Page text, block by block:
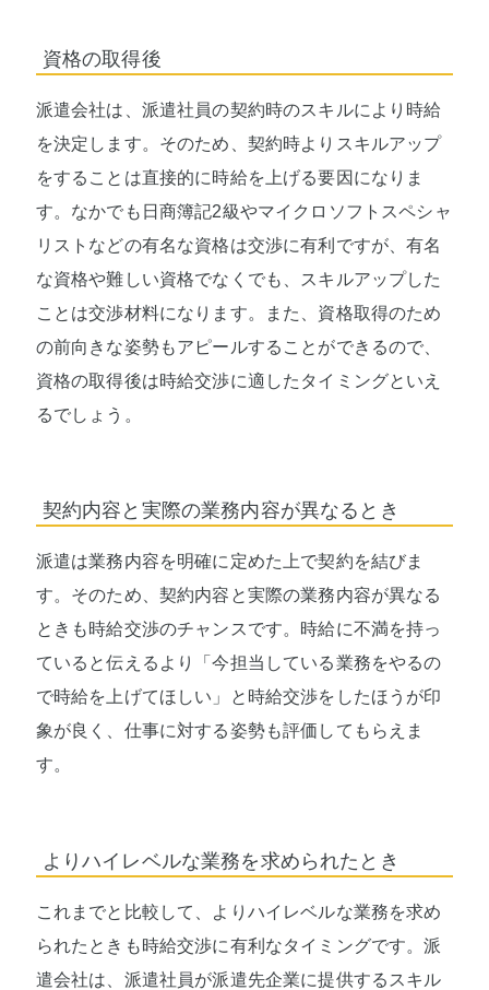
資格の取得後
派遣会社は、派遣社員の契約時のスキルにより時給
を決定します。そのため、契約時よりスキルアップ
をすることは直接的に時給を上げる要因になりま
す。なかでも日商簿記2級やマイクロソフトスペシャ
リストなどの有名な資格は交渉に有利ですが、有名
な資格や難しい資格でなくでも、スキルアップした
ことは交渉材料になります。また、資格取得のため
の前向きな姿勢もアピールすることができるので、
資格の取得後は時給交渉に適したタイミングといえ
るでしょう。
契約内容と実際の業務内容が異なるとき
派遣は業務内容を明確に定めた上で契約を結びま
す。そのため、契約内容と実際の業務内容が異なる
ときも時給交渉のチャンスです。時給に不満を持っ
ていると伝えるより「今担当している業務をやるの
で時給を上げてほしい」と時給交渉をしたほうが印
象が良く、仕事に対する姿勢も評価してもらえま
す。
よりハイレベルな業務を求められたとき
これまでと比較して、よりハイレベルな業務を求め
られたときも時給交渉に有利なタイミングです。派
遣会社は、派遣社員が派遣先企業に提供するスキル